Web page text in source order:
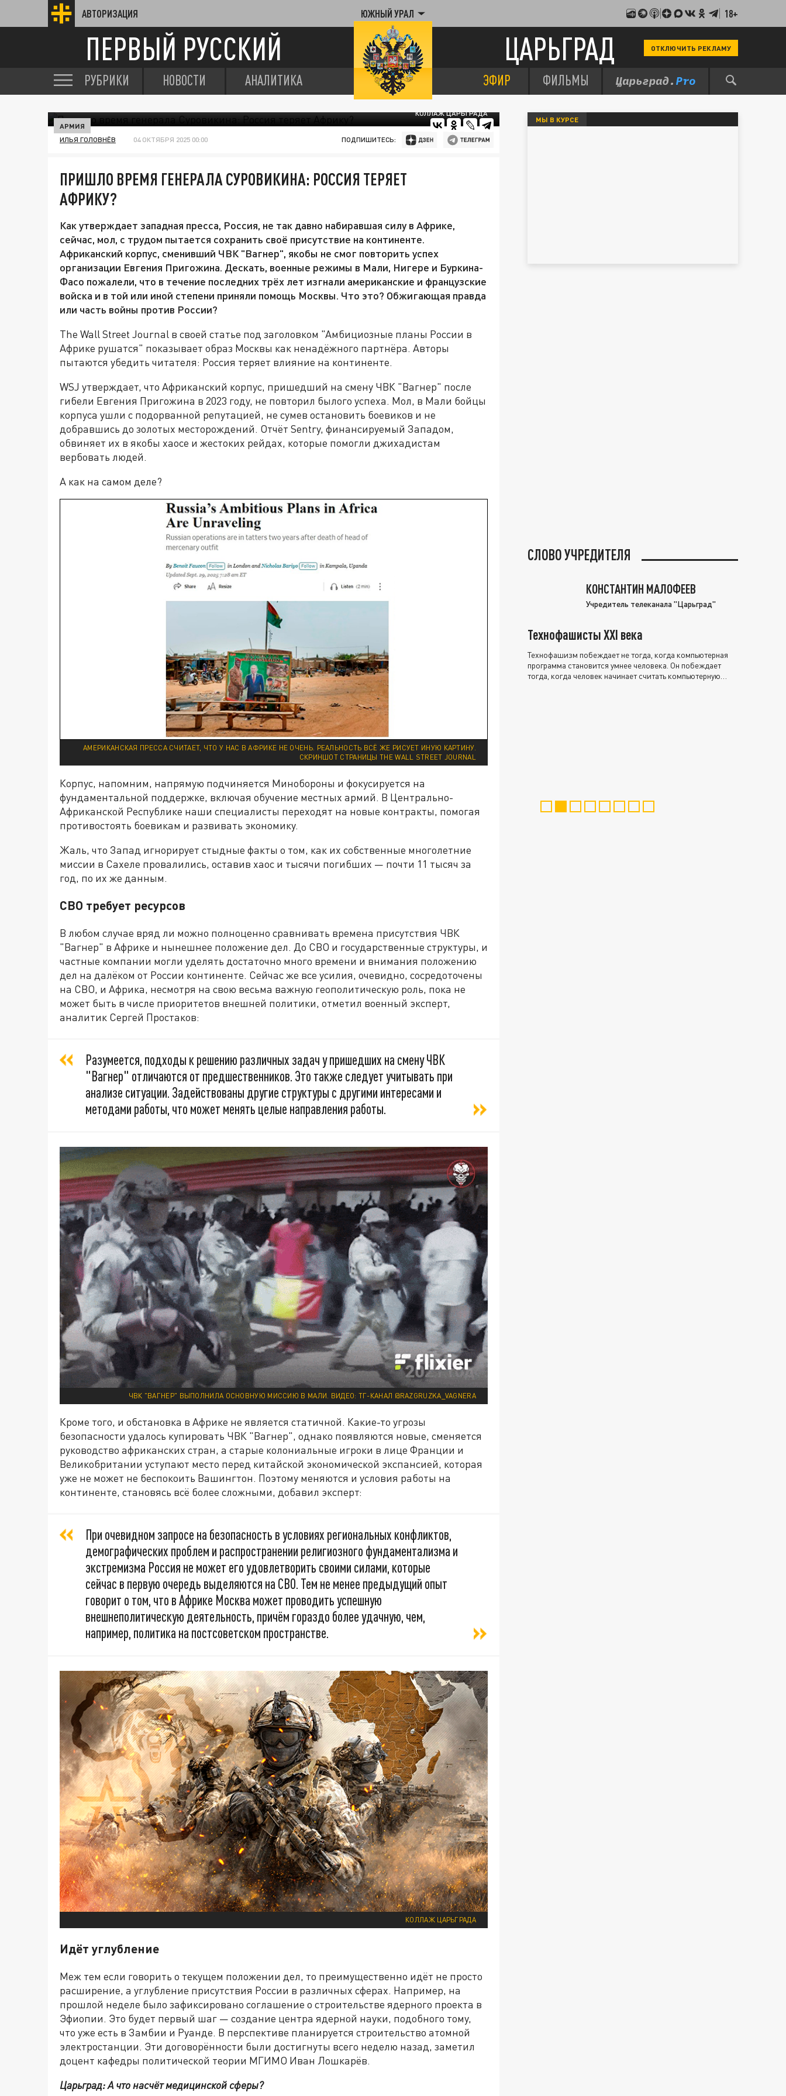
АВТОРИЗАЦИЯ ЮЖНЫЙ УРАЛ 18+
ПЕРВЫЙ РУССКИЙ ЦАРЬГРАД ОТКЛЮЧИТЬ РЕКЛАМУ
РУБРИКИ НОВОСТИ АНАЛИТИКА ЭФИР ФИЛЬМЫ
КОЛЛАЖ ЦАРЬГРАДА
АРМИЯ
ИЛЬЯ ГОЛОВНЁВ 04 ОКТЯБРЯ 2025 00:00 ПОДПИШИТЕСЬ:
ПРИШЛО ВРЕМЯ ГЕНЕРАЛА СУРОВИКИНА: РОССИЯ ТЕРЯЕТ
АФРИКУ?
Как утверждает западная пресса, Россия, не так давно набиравшая силу в Африке,
сейчас, мол, с трудом пытается сохранить своё присутствие на континенте.
Африканский корпус, сменивший ЧВК "Вагнер", якобы не смог повторить успех
организации Евгения Пригожина. Дескать, военные режимы в Мали, Нигере и Буркина-
Фасо пожалели, что в течение последних трёх лет изгнали американские и французские
войска и в той или иной степени приняли помощь Москвы. Что это? Обжигающая правда
или часть войны против России?
The Wall Street Journal в своей статье под заголовком "Амбициозные планы России в
Африке рушатся" показывает образ Москвы как ненадёжного партнёра. Авторы
пытаются убедить читателя: Россия теряет влияние на континенте.
WSJ утверждает, что Африканский корпус, пришедший на смену ЧВК "Вагнер" после
гибели Евгения Пригожина в 2023 году, не повторил былого успеха. Мол, в Мали бойцы
корпуса ушли с подорванной репутацией, не сумев остановить боевиков и не
добравшись до золотых месторождений. Отчёт Sentry, финансируемый Западом,
обвиняет их в якобы хаосе и жестоких рейдах, которые помогли джихадистам
вербовать людей.
А как на самом деле?
АМЕРИКАНСКАЯ ПРЕССА СЧИТАЕТ, ЧТО У НАС В АФРИКЕ НЕ ОЧЕНЬ. РЕАЛЬНОСТЬ ВСЁ ЖЕ РИСУЕТ ИНУЮ КАРТИНУ.
СКРИНШОТ СТРАНИЦЫ THE WALL STREET JOURNAL
Корпус, напомним, напрямую подчиняется Минобороны и фокусируется на
фундаментальной поддержке, включая обучение местных армий. В Центрально-
Африканской Республике наши специалисты переходят на новые контракты, помогая
противостоять боевикам и развивать экономику.
Жаль, что Запад игнорирует стыдные факты о том, как их собственные многолетние
миссии в Сахеле провалились, оставив хаос и тысячи погибших — почти 11 тысяч за
год, по их же данным.
СВО требует ресурсов
В любом случае вряд ли можно полноценно сравнивать времена присутствия ЧВК
"Вагнер" в Африке и нынешнее положение дел. До СВО и государственные структуры, и
частные компании могли уделять достаточно много времени и внимания положению
дел на далёком от России континенте. Сейчас же все усилия, очевидно, сосредоточены
на СВО, и Африка, несмотря на свою весьма важную геополитическую роль, пока не
может быть в числе приоритетов внешней политики, отметил военный эксперт,
аналитик Сергей Простаков:
Разумеется, подходы к решению различных задач у пришедших на смену ЧВК
"Вагнер" отличаются от предшественников. Это также следует учитывать при
анализе ситуации. Задействованы другие структуры с другими интересами и
методами работы, что может менять целые направления работы.
ЧВК "ВАГНЕР" ВЫПОЛНИЛА ОСНОВНУЮ МИССИЮ В МАЛИ. ВИДЕО: ТГ-КАНАЛ @RAZGRUZKA_VAGNERA
Кроме того, и обстановка в Африке не является статичной. Какие-то угрозы
безопасности удалось купировать ЧВК "Вагнер", однако появляются новые, сменяется
руководство африканских стран, а старые колониальные игроки в лице Франции и
Великобритании уступают место перед китайской экономической экспансией, которая
уже не может не беспокоить Вашингтон. Поэтому меняются и условия работы на
континенте, становясь всё более сложными, добавил эксперт:
При очевидном запросе на безопасность в условиях региональных конфликтов,
демографических проблем и распространении религиозного фундаментализма и
экстремизма Россия не может его удовлетворить своими силами, которые
сейчас в первую очередь выделяются на СВО. Тем не менее предыдущий опыт
говорит о том, что в Африке Москва может проводить успешную
внешнеполитическую деятельность, причём гораздо более удачную, чем,
например, политика на постсоветском пространстве.
КОЛЛАЖ ЦАРЬГРАДА
Идёт углубление
Меж тем если говорить о текущем положении дел, то преимущественно идёт не просто
расширение, а углубление присутствия России в различных сферах. Например, на
прошлой неделе было зафиксировано соглашение о строительстве ядерного проекта в
Эфиопии. Это будет первый шаг — создание центра ядерной науки, подобного тому,
что уже есть в Замбии и Руанде. В перспективе планируется строительство атомной
электростанции. Эти договорённости были достигнуты всего неделю назад, заметил
доцент кафедры политической теории МГИМО Иван Лошкарёв.
Царьград: А что насчёт медицинской сферы?
МЫ В КУРСЕ
СЛОВО УЧРЕДИТЕЛЯ
КОНСТАНТИН МАЛОФЕЕВ
Учредитель телеканала "Царьград"
Технофашисты XXI века
Технофашизм побеждает не тогда, когда компьютерная
программа становится умнее человека. Он побеждает
тогда, когда человек начинает считать компьютерную